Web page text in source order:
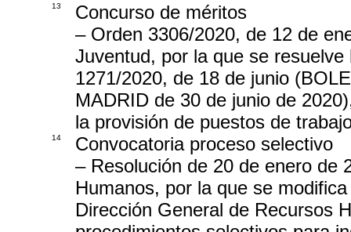
13
Concurso de méritos
– Orden 3306/2020, de 12 de
Juventud, por la que se
1271/2020, de 18 de junio
MADRID de 30 de junio de
la provisión de puestos de
14
Convocatoria proceso selectivo
– Resolución de 20 de enero de
Humanos, por la que se
Dirección General de Recursos